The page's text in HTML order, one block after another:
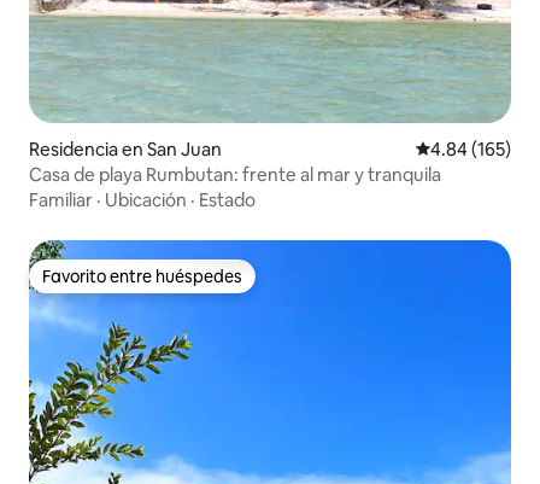
Residencia en San Juan Calificación
4.84 (165)
Casa de playa Rumbutan: frente al mar y tranquila
Familiar · Ubicación · Estado
Favorito entre huéspedes
Favorito entre huéspedes